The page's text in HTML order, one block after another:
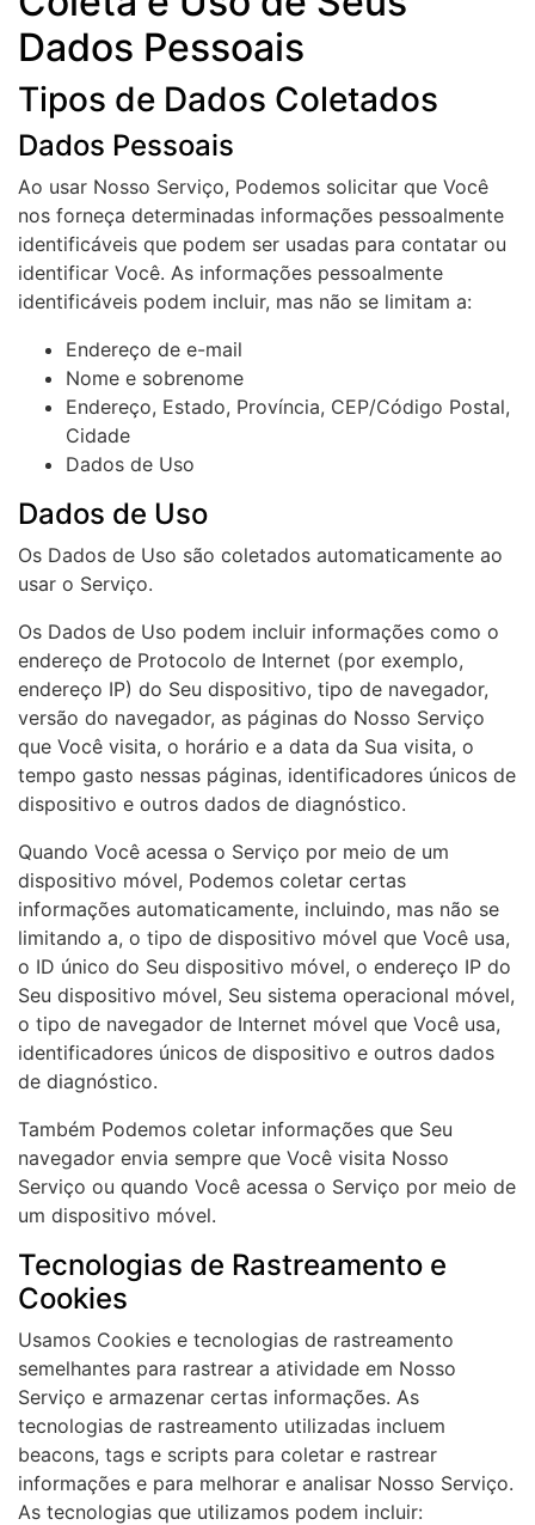
Dados Pessoais
Tipos de Dados Coletados
Dados Pessoais
Ao usar Nosso Serviço, Podemos solicitar que Você
nos forneça determinadas informações pessoalmente
identificáveis que podem ser usadas para contatar ou
identificar Você. As informações pessoalmente
identificáveis podem incluir, mas não se limitam a:
Endereço de e-mail
Nome e sobrenome
Endereço, Estado, Província, CEP/Código Postal,
Cidade
Dados de Uso
Dados de Uso
Os Dados de Uso são coletados automaticamente ao
usar o Serviço.
Os Dados de Uso podem incluir informações como o
endereço de Protocolo de Internet (por exemplo,
endereço IP) do Seu dispositivo, tipo de navegador,
versão do navegador, as páginas do Nosso Serviço
que Você visita, o horário e a data da Sua visita, o
tempo gasto nessas páginas, identificadores únicos de
dispositivo e outros dados de diagnóstico.
Quando Você acessa o Serviço por meio de um
dispositivo móvel, Podemos coletar certas
informações automaticamente, incluindo, mas não se
limitando a, o tipo de dispositivo móvel que Você usa,
o ID único do Seu dispositivo móvel, o endereço IP do
Seu dispositivo móvel, Seu sistema operacional móvel,
o tipo de navegador de Internet móvel que Você usa,
identificadores únicos de dispositivo e outros dados
de diagnóstico.
Também Podemos coletar informações que Seu
navegador envia sempre que Você visita Nosso
Serviço ou quando Você acessa o Serviço por meio de
um dispositivo móvel.
Tecnologias de Rastreamento e
Cookies
Usamos Cookies e tecnologias de rastreamento
semelhantes para rastrear a atividade em Nosso
Serviço e armazenar certas informações. As
tecnologias de rastreamento utilizadas incluem
beacons, tags e scripts para coletar e rastrear
informações e para melhorar e analisar Nosso Serviço.
As tecnologias que utilizamos podem incluir: